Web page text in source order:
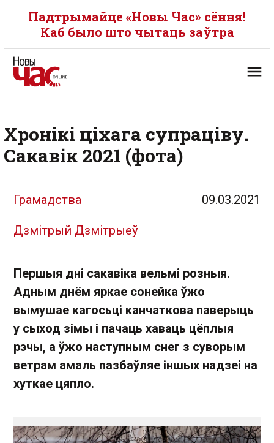
Падтрымайце «Новы Час» сёння!
Каб было што чытаць заўтра
Хронікі ціхага супраціву.
Сакавік 2021 (фота)
Грамадства 09.03.2021
Дзмітрый Дзмітрыеў
Першыя дні сакавіка вельмі розныя.
Адным днём яркае сонейка ўжо
вымушае кагосьці канчаткова паверыць
у сыход зімы і пачаць хаваць цёплыя
рэчы, а ўжо наступным снег з суворым
ветрам амаль пазбаўляе іншых надзеі на
хуткае цяпло.